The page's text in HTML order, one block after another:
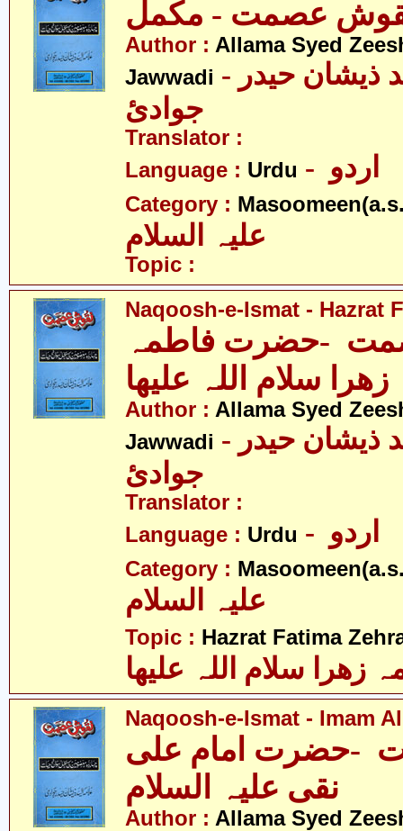
عصمت - مکمل
Author : Allama Syed
Jawwadi - علامہ سیّد ذیشان حیدر
جوادئ
Translator :
Language : Urdu
Category :
Topic :
Naqoosh-e-Ismat - Hazrat
-حضرت فاطمہ
زھرا سلام اللہ علیھا
Author : Allama Syed
Jawwadi - علامہ سیّد ذیشان حیدر
جوادئ
Translator :
Language : Urdu
Category :
Topic : Hazrat Fatima
زھرا سلام اللہ علیھا
Naqoosh-e-Ismat - Imam
-حضرت امام علی
نقی علیہ السلام
Author : Allama Syed